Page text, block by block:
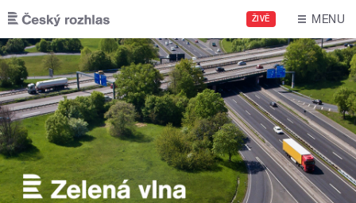
Přejít k hlavnímu obsahu
ŽIVĚ MENU